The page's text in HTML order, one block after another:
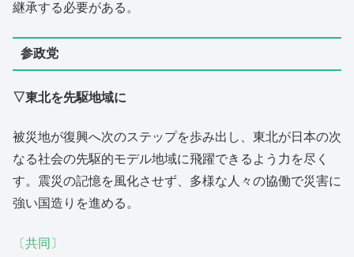
継承する必要がある。
参政党
▽東北を先駆地域に
被災地が復興へ次のステップを歩み出し、東北が日本の次
なる社会の先駆的モデル地域に飛躍できるよう力を尽く
す。震災の記憶を風化させず、多様な人々の協働で災害に
強い国造りを進める。
〔共同〕